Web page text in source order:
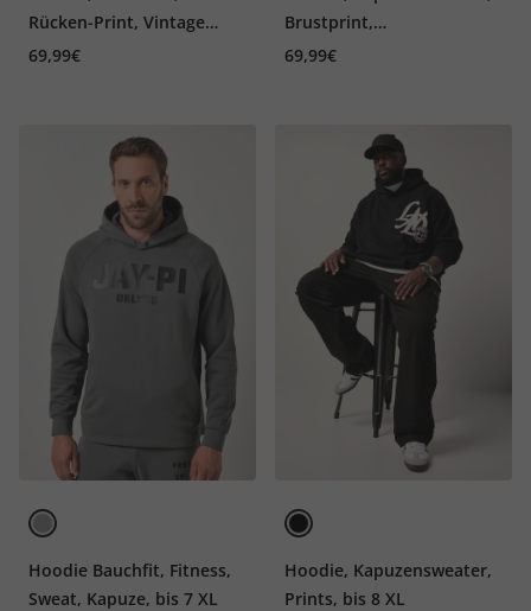
Rücken-Print, Vintage
Look, bis 8 XL
69,99€
Brustprint,
Kängurutasche, bis 8 XL
69,99€
Hoodie Bauchfit, Fitness,
Sweat, Kapuze, bis 7 XL
Hoodie, Kapuzensweater,
Prints, bis 8 XL